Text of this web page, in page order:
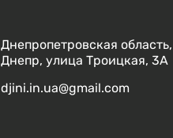
Днепропетровская область,
Днепр, улица Троицкая, 3А
djini.in.ua@gmail.com